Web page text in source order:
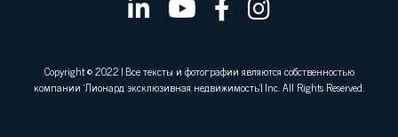
Copyright © 2022 | Все тексты и фотографии являются собственностью
компании 'Лионард эксклюзивная недвижимость'| Inc. All Rights Reserved.